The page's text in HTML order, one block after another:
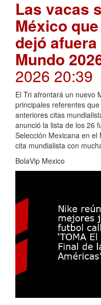
Las vacas
México
dejó
Mundo
2026 20:39
El Tri afrontará un nuevo
principales referentes
anteriores citas
anunció la lista de los 26
Selección Mexicana en el
cita mundialista con
BolaVip Mexico